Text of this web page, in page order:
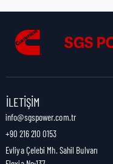
Nakliye Uzunluğu:
Nakliye Ağırlığı:
İLETIŞIM
info@sgspower.com.tr
+90 216 210 0153
Evliya Çelebi Mh. Sahil Bulvarı